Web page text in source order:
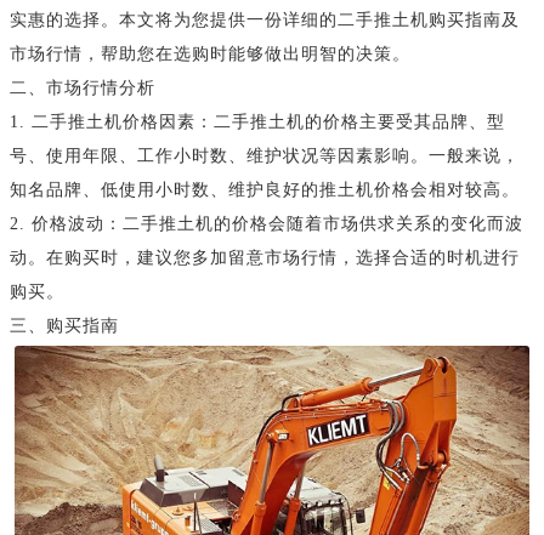
实惠的选择。本文将为您提供一份详细的二手推土机购买指南及
市场行情，帮助您在选购时能够做出明智的决策。
二、市场行情分析
1. 二手推土机价格因素：二手推土机的价格主要受其品牌、型
号、使用年限、工作小时数、维护状况等因素影响。一般来说，
知名品牌、低使用小时数、维护良好的推土机价格会相对较高。
2. 价格波动：二手推土机的价格会随着市场供求关系的变化而波
动。在购买时，建议您多加留意市场行情，选择合适的时机进行
购买。
三、购买指南